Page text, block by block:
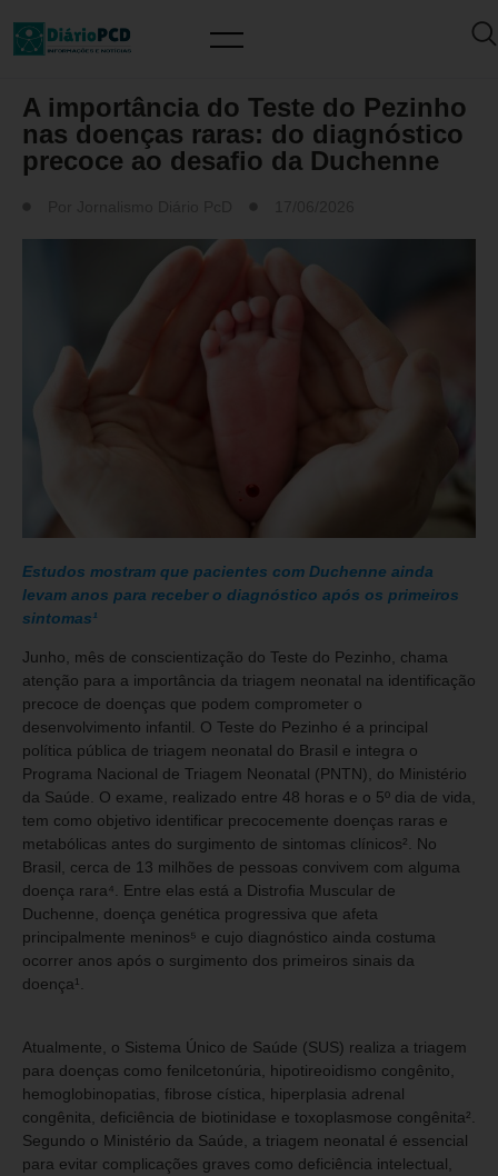
A importância do Teste do Pezinho
nas doenças raras: do diagnóstico
precoce ao desafio da Duchenne
Estudos mostram que pacientes com Duchenne ainda
levam anos para receber o diagnóstico após os primeiros
sintomas¹
Junho, mês de conscientização do Teste do Pezinho, chama
atenção para a importância da triagem neonatal na identificação
precoce de doenças que podem comprometer o
desenvolvimento infantil. O Teste do Pezinho é a principal
política pública de triagem neonatal do Brasil e integra o
Programa Nacional de Triagem Neonatal (PNTN), do Ministério
da Saúde. O exame, realizado entre 48 horas e o 5º dia de vida,
tem como objetivo identificar precocemente doenças raras e
metabólicas antes do surgimento de sintomas clínicos². No
Brasil, cerca de 13 milhões de pessoas convivem com alguma
doença rara⁴. Entre elas está a Distrofia Muscular de
Duchenne, doença genética progressiva que afeta
principalmente meninos⁵ e cujo diagnóstico ainda costuma
ocorrer anos após o surgimento dos primeiros sinais da
doença¹.
Atualmente, o Sistema Único de Saúde (SUS) realiza a triagem
para doenças como fenilcetonúria, hipotireoidismo congênito,
hemoglobinopatias, fibrose cística, hiperplasia adrenal
congênita, deficiência de biotinidase e toxoplasmose congênita².
Segundo o Ministério da Saúde, a triagem neonatal é essencial
para evitar complicações graves como deficiência intelectual,